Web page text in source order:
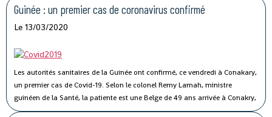
commercialisation de l’anacarde n’a pas connu son affluence habituelle à
cause de la crise sanitaire qui secoue le monde.
Guinée : un premier cas de coronavirus confirmé
Le 13/03/2020
Les autorités sanitaires de la Guinée ont confirmé, ce vendredi à Conakary,
un premier cas de Covid-19. Selon le colonel Remy Lamah, ministre
guinéen de la Santé, la patiente est une Belge de 49 ans arrivée à Conakry,
il y a une semaine. « Elle a été conduite et isolée au Centre de traitement de